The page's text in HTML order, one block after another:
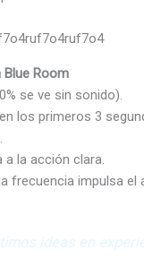
Room
se ve sin sonido).
los primeros 3
la acción clara.
frecuencia impulsa el
ideas en